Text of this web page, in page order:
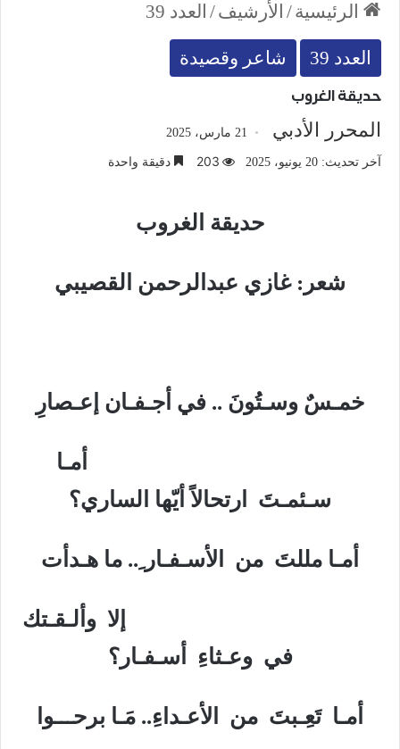
الرئيسية/ الأرشيف/ العدد 39
العدد 39 شاعر وقصيدة
حديقة الغروب
المحرر الأدبي 21 مارس، 2025
آخر تحديث: 20 يونيو، 2025 203 دقيقة واحدة
حديقة الغروب
شعر: غازي عبدالرحمن القصيبي
خمـسٌ وسـتُونَ .. في أجـفـان إعـصارِ
أمـا
سـئمـتَ ارتحالاً أيّها الساري؟
أمـا مللتَ من الأسـفـار ِ.. ما هـدأت
إلا وألـقـتك
في وعـثاءِ أسـفـار؟
أمـا تَعِـبتَ من الأعـداءِ.. مَـا برحـــوا